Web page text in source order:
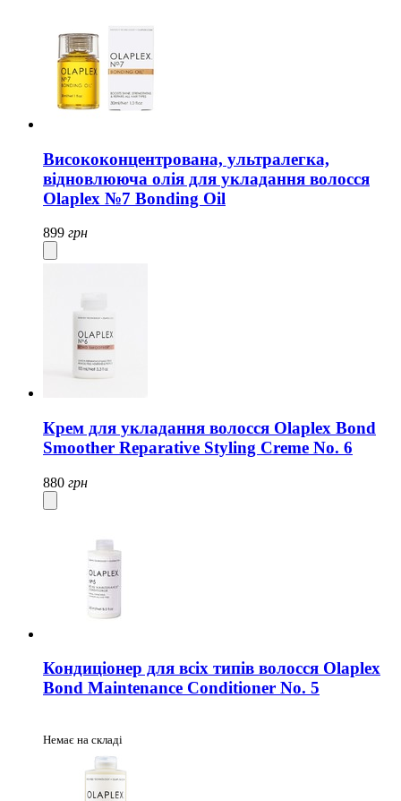
Висококонцентрована, ультралегка,
відновлююча олія для укладання волосся
Olaplex №7 Bonding Oil
899 грн
Крем для укладання волосся Olaplex Bond
Smoother Reparative Styling Creme No. 6
880 грн
Кондиціонер для всіх типів волосся Olaplex
Bond Maintenance Conditioner No. 5
Немає на складі